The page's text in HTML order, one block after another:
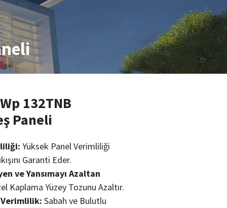
132TNB
Paneli
Yüksek Panel Verimliliği
Garanti Eder.
ve Yansımayı Azaltan
Kaplama Yüzey Tozunu Azaltır.
Verimlilik: Sabah ve Bulutlu